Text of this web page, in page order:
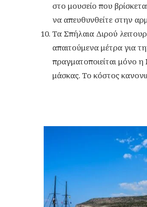
στο μουσείο που
να απευθυνθείτε στην
Τα Σπήλαια Διρού
απαιτούμενα μέτρα για
πραγματοποιείται μόνο
μάσκας. Το κόστος